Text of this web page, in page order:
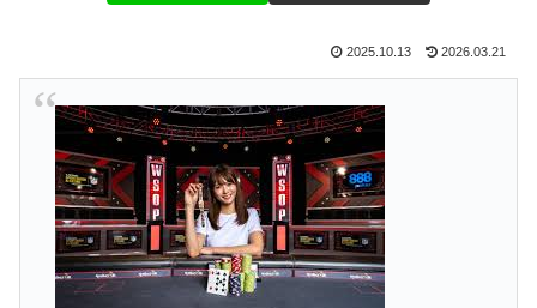
2025.10.13 2026.03.21